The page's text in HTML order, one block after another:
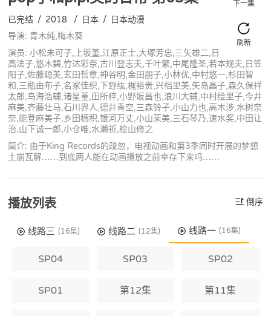
下一集
刷新
已完结 / 2018 / 日本 / 日本动漫
导演: 青木纯,梅木葵
演员: 小松未可子,上坂堇,江原正士,大塚芳忠,三矢雄二,日
高法子,悠木碧,竹达彩奈,古川登志夫,千叶繁,中尾隆圣,若本规夫,日笠
阳子,佐藤聪美,玄田哲章,神谷明,金田朋子,小林优,中村悠一,杉田智
和,三瓶由布子,名冢佳织,下野纮,梶裕贵,兴梠里美,矢岛晶子,森久保祥
太郎,鸟海浩辅,诸星堇,田所梓,小野坂昌也,浪川大辅,中村绘里子,今井
麻美,齐藤壮马,石川界人,德井青空,三森铃子,小山力也,高木涉,水树奈
奈,能登麻美子,乡田穗积,银河万丈,小山茉美,三石琴乃,速水奖,中田让
治,山下诚一郎,小仓唯,水濑祈,桧山修之
简介: 由于King Records的疏忽，电视动画和第3季同时开展的梦想
土崩瓦解……到底两人能在动画播放之前幸存下来吗……
播放列表 倒序
线路三 (16集) 线路二 (12集) 线路一 (16集)
SP04 SP03 SP02
SP01 第12集 第11集